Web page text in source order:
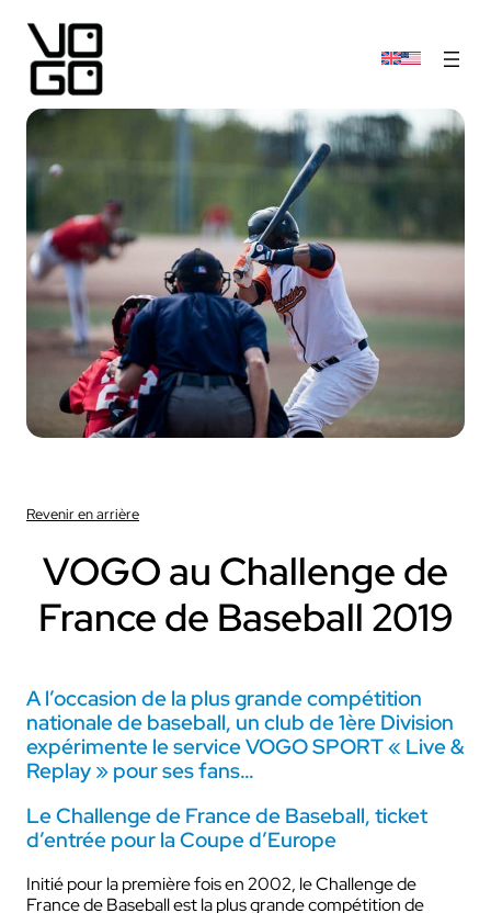
Revenir en arrière
VOGO au Challenge de
France de Baseball 2019
A l’occasion de la plus grande compétition
nationale de baseball, un club de 1ère Division
expérimente le service VOGO SPORT « Live &
Replay » pour ses fans…
Le Challenge de France de Baseball, ticket
d’entrée pour la Coupe d’Europe
Initié pour la première fois en 2002, le Challenge de
France de Baseball est la plus grande compétition de